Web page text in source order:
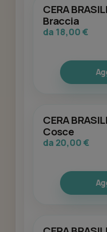
CERA
Braccia
da 18,00 €
CERA
Cosce
da 20,00 €